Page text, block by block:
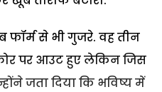
फॉर्म से भी गुजरे. वह तीन
पर आउट हुए लेकिन जिस
जता दिया कि भविष्य में